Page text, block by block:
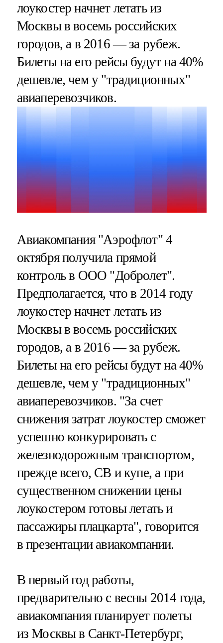
лоукостер начнет летать из
Москвы в восемь российских
городов, а в 2016 — за рубеж.
Билеты на его рейсы будут на 40%
дешевле, чем у "традиционных"
авиаперевозчиков.
Авиакомпания "Аэрофлот" 4
октября получила прямой
контроль в ООО "Добролет".
Предполагается, что в 2014 году
лоукостер начнет летать из
Москвы в восемь российских
городов, а в 2016 — за рубеж.
Билеты на его рейсы будут на 40%
дешевле, чем у "традиционных"
авиаперевозчиков. "За счет
снижения затрат лоукостер сможет
успешно конкурировать с
железнодорожным транспортом,
прежде всего, СВ и купе, а при
существенном снижении цены
лоукостером готовы летать и
пассажиры плацкарта", говорится
в презентации авиакомпании.
В первый год работы,
предварительно с весны 2014 года,
авиакомпания планирует полеты
из Москвы в Санкт-Петербург,